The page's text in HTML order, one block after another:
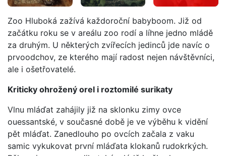
Zoo Hluboká zažívá každoroční babyboom. Již od
začátku roku se v areálu zoo rodí a líhne jedno mládě
za druhým. U některých zvířecích jedinců jde navíc o
prvoodchov, ze kterého mají radost nejen návštěvníci,
ale i ošetřovatelé.
Kriticky ohrožený orel i roztomilé surikaty
Vlnu mláďat zahájily již na sklonku zimy ovce
ouessantské, v současné době je ve výběhu k vidění
pět mláďat. Zanedlouho po ovcích začala z vaku
samic vykukovat první mláďata klokanů rudokrkých.